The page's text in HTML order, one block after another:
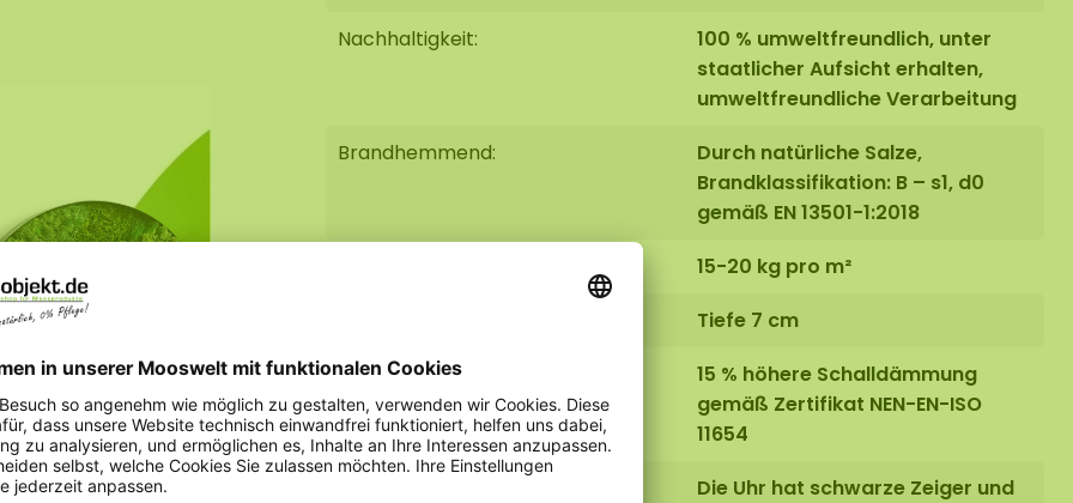
auch in einem
Aussehen des
"harten"
die sich
Büros oder
Nachhaltigkeit:
100 % umweltfreundlich, unter
staatlicher Aufsicht erhalten,
umweltfreundliche Verarbeitung
Brandhemmend:
Durch natürliche Salze,
Brandklassifikation: B – s1, d0
gemäß EN 13501-1:2018
15-20 kg pro m²
Tiefe 7 cm
Option AkMOStico:
15 % höhere Schalldämmung
gemäß Zertifikat NEN-EN-ISO
11654
Die Uhr hat schwarze Zeiger und